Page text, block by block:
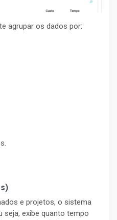
agrupar os dados por:
e projetos, o sistema
seja, exibe quanto tempo